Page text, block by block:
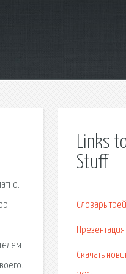
Links
Stuff
Словарь
Скачать